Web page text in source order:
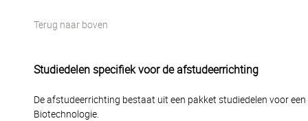
Terug naar boven
Studiedelen specifiek voor de afstudeerrichting
De afstudeerrichting bestaat uit een pakket studiedelen voor
Biotechnologie.